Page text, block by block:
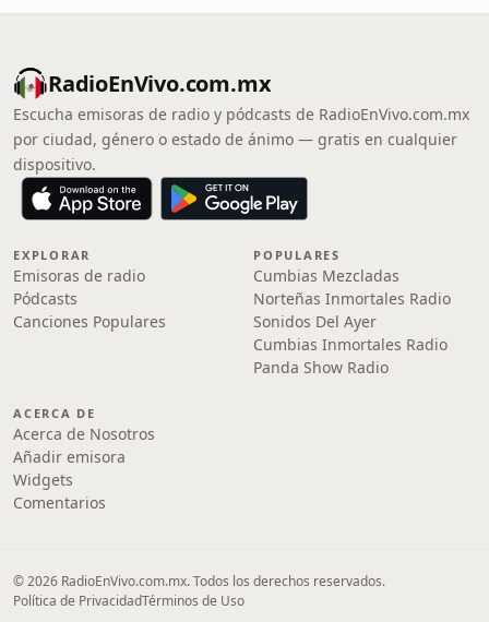
RadioEnVivo.com.mx
Escucha emisoras de radio y pódcasts de RadioEnVivo.com.mx
por ciudad, género o estado de ánimo — gratis en cualquier
dispositivo.
EXPLORAR
Emisoras de radio
Pódcasts
Canciones Populares
POPULARES
Cumbias Mezcladas
Norteñas Inmortales Radio
Sonidos Del Ayer
Cumbias Inmortales Radio
Panda Show Radio
ACERCA DE
Acerca de Nosotros
Añadir emisora
Widgets
Comentarios
© 2026 RadioEnVivo.com.mx. Todos los derechos reservados.
Política de PrivacidadTérminos de Uso